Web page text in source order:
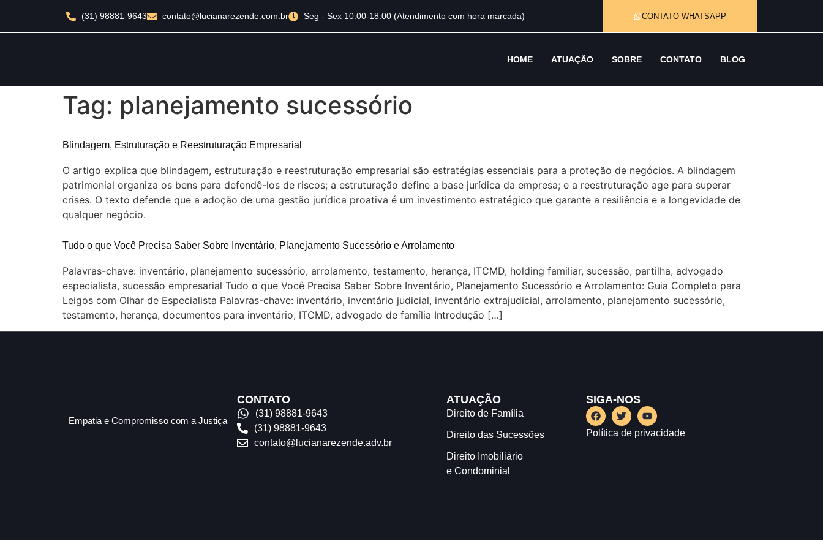
CONTATO WHATSAPP
(31) 98881-9643 contato@lucianarezende.com.br Seg - Sex 10:00-18:00 (Atendimento com hora marcada)
HOME ATUAÇÃO SOBRE CONTATO BLOG
Tag: planejamento sucessório
Blindagem, Estruturação e Reestruturação Empresarial
O artigo explica que blindagem, estruturação e reestruturação empresarial são estratégias essenciais para a proteção de negócios. A blindagem
patrimonial organiza os bens para defendê-los de riscos; a estruturação define a base jurídica da empresa; e a reestruturação age para superar
crises. O texto defende que a adoção de uma gestão jurídica proativa é um investimento estratégico que garante a resiliência e a longevidade de
qualquer negócio.
Tudo o que Você Precisa Saber Sobre Inventário, Planejamento Sucessório e Arrolamento
Palavras-chave: inventário, planejamento sucessório, arrolamento, testamento, herança, ITCMD, holding familiar, sucessão, partilha, advogado
especialista, sucessão empresarial Tudo o que Você Precisa Saber Sobre Inventário, Planejamento Sucessório e Arrolamento: Guia Completo para
Leigos com Olhar de Especialista Palavras-chave: inventário, inventário judicial, inventário extrajudicial, arrolamento, planejamento sucessório,
testamento, herança, documentos para inventário, ITCMD, advogado de família Introdução […]
Empatia e Compromisso com a Justiça
CONTATO
(31) 98881-9643
(31) 98881-9643
contato@lucianarezende.adv.br
ATUAÇÃO
Direito de Família
Direito das Sucessões
Direito Imobiliário
e Condominial
SIGA-NOS
Política de privacidade